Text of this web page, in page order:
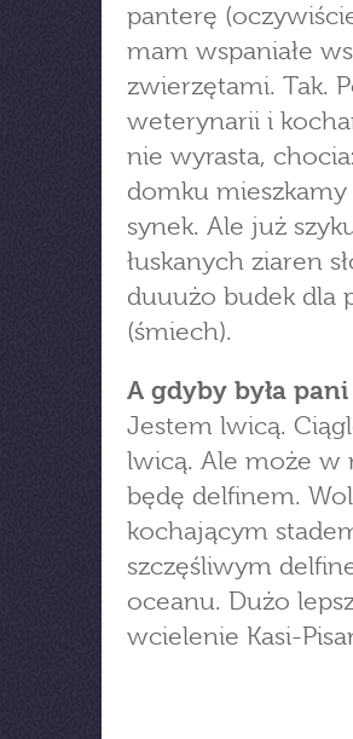
panterę
mam wspaniałe
zwierzętami. Tak.
weterynarii i
nie wyrasta,
domku
synek. Ale już
łuskanych ziaren
duuużo budek dla
(śmiech).
A gdyby była
Jestem lwicą.
lwicą. Ale może w
będę delfinem.
kochającym
szczęśliwym
oceanu. Dużo
wcielenie Kasi-